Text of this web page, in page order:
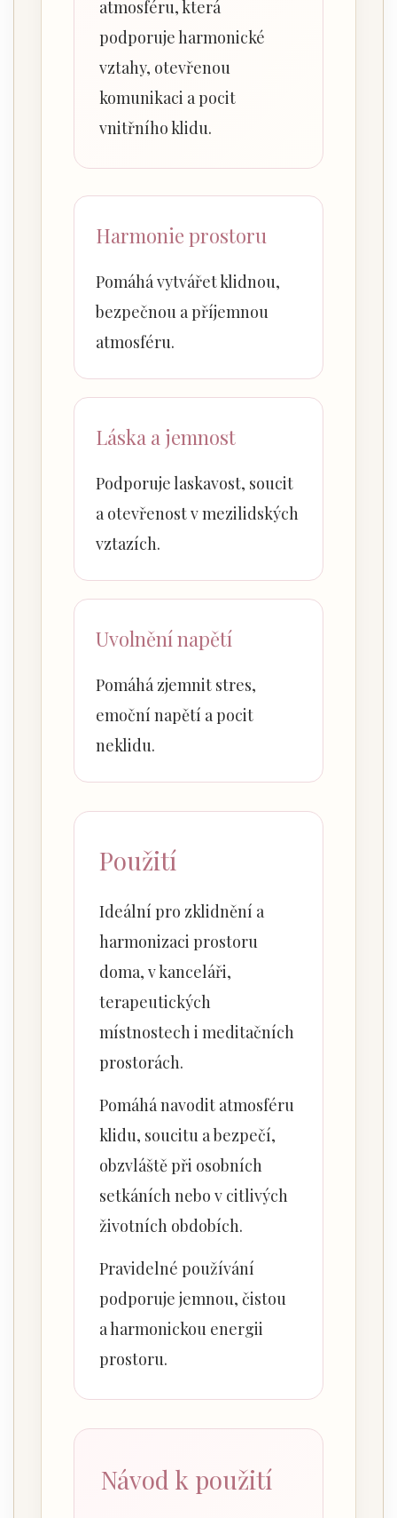
atmosféru, která
podporuje harmonické
vztahy, otevřenou
komunikaci a pocit
vnitřního klidu.
Harmonie prostoru
Pomáhá vytvářet klidnou,
bezpečnou a příjemnou
atmosféru.
Láska a jemnost
Podporuje laskavost, soucit
a otevřenost v mezilidských
vztazích.
Uvolnění napětí
Pomáhá zjemnit stres,
emoční napětí a pocit
neklidu.
Použití
Ideální pro zklidnění a
harmonizaci prostoru
doma, v kanceláři,
terapeutických
místnostech i meditačních
prostorách.
Pomáhá navodit atmosféru
klidu, soucitu a bezpečí,
obzvláště při osobních
setkáních nebo v citlivých
životních obdobích.
Pravidelné používání
podporuje jemnou, čistou
a harmonickou energii
prostoru.
Návod k použití